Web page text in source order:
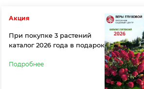
Акция
При покупке 3 растений
каталог 2026 года в подарок
Подробнее